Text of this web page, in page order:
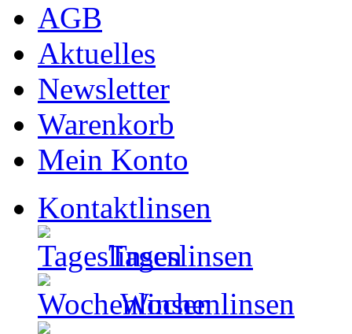
AGB
Aktuelles
Newsletter
Warenkorb
Mein Konto
Kontaktlinsen
Tageslinsen
Wochenlinsen